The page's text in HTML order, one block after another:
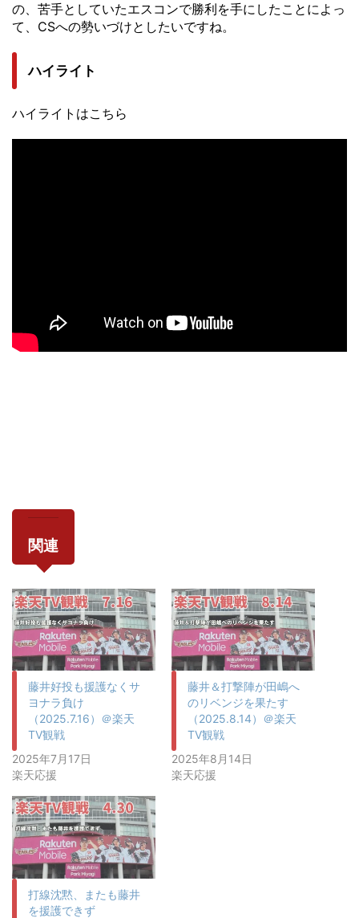
の、苦手としていたエスコンで勝利を手にしたことによっ
て、CSへの勢いづけとしたいですね。
ハイライト
ハイライトはこちら
関連
藤井好投も援護なくサ
ヨナラ負け
（2025.7.16）＠楽天
TV観戦
2025年7月17日
楽天応援
藤井＆打撃陣が田嶋へ
のリベンジを果たす
（2025.8.14）＠楽天
TV観戦
2025年8月14日
楽天応援
打線沈黙、またも藤井
を援護できず